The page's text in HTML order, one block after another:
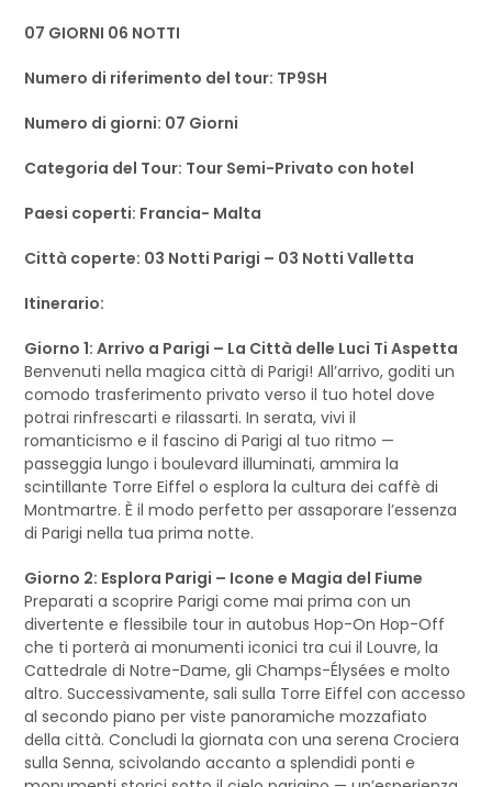
07 GIORNI 06 NOTTI
Numero di riferimento del tour: TP9SH
Numero di giorni: 07 Giorni
Categoria del Tour: Tour Semi-Privato con hotel
Paesi coperti: Francia- Malta
Città coperte: 03 Notti Parigi – 03 Notti Valletta
Itinerario:
Giorno 1: Arrivo a Parigi – La Città delle Luci Ti Aspetta
Benvenuti nella magica città di Parigi! All’arrivo, goditi un
comodo trasferimento privato verso il tuo hotel dove
potrai rinfrescarti e rilassarti. In serata, vivi il
romanticismo e il fascino di Parigi al tuo ritmo —
passeggia lungo i boulevard illuminati, ammira la
scintillante Torre Eiffel o esplora la cultura dei caffè di
Montmartre. È il modo perfetto per assaporare l’essenza
di Parigi nella tua prima notte.
Giorno 2: Esplora Parigi – Icone e Magia del Fiume
Preparati a scoprire Parigi come mai prima con un
divertente e flessibile tour in autobus Hop-On Hop-Off
che ti porterà ai monumenti iconici tra cui il Louvre, la
Cattedrale di Notre-Dame, gli Champs-Élysées e molto
altro. Successivamente, sali sulla Torre Eiffel con accesso
al secondo piano per viste panoramiche mozzafiato
della città. Concludi la giornata con una serena Crociera
sulla Senna, scivolando accanto a splendidi ponti e